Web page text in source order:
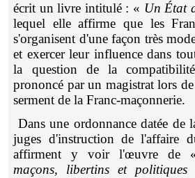
écrit un livre intitulé : « Un État
lequel elle affirme que les
s'organisent d'une façon très
et exercer leur influence dans
la question de la
prononcé par un magistrat lors
serment de la Franc-maçonnerie.
Dans une ordonnance datée de
juges d'instruction de l'affaire
affirment y voir l'œuvre de
maçons, libertins et politiques